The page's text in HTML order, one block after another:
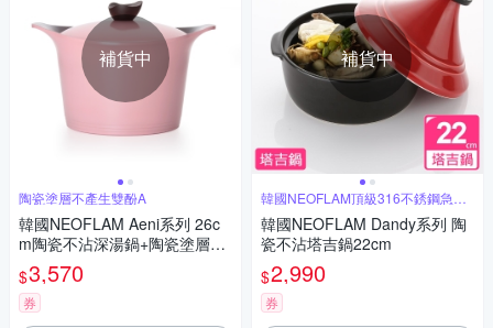
補貨中
陶瓷塗層不產生雙酚A
韓國NEOFLAM Aeni系列 26c
m陶瓷不沾深湯鍋+陶瓷塗層鍋
蓋
$3,570
券
補貨中
韓國NEOFLAM頂級316不銹鋼急速
壓
韓國NEOFLAM Dandy系列 陶
瓷不沾塔吉鍋22cm
$2,990
券